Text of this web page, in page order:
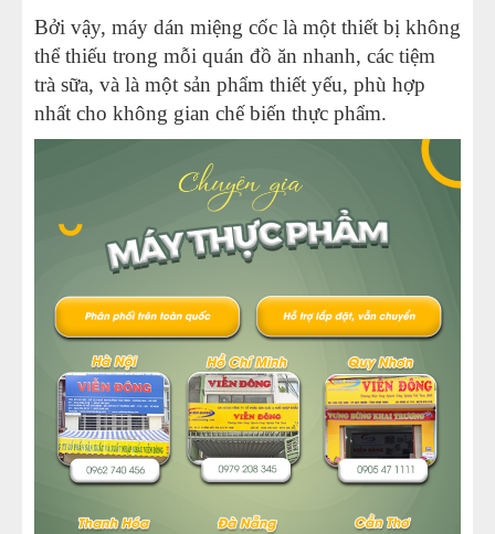
Bởi vậy, máy dán miệng cốc là một thiết bị không
thể thiếu trong mỗi quán đồ ăn nhanh, các tiệm
trà sữa, và là một sản phẩm thiết yếu, phù hợp
nhất cho không gian chế biến thực phẩm.